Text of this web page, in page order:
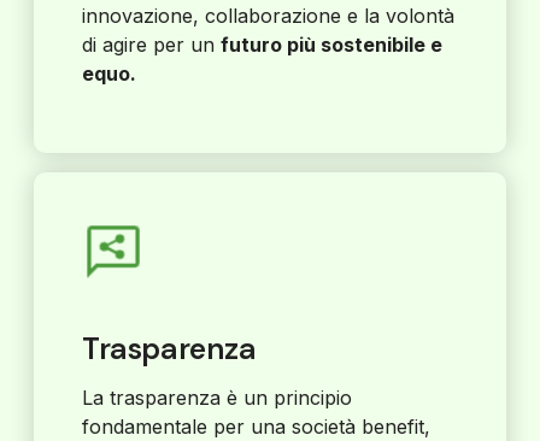
innovazione, collaborazione e la volontà
di agire per un futuro più sostenibile e
equo.
Trasparenza
La trasparenza è un principio
fondamentale per una società benefit,